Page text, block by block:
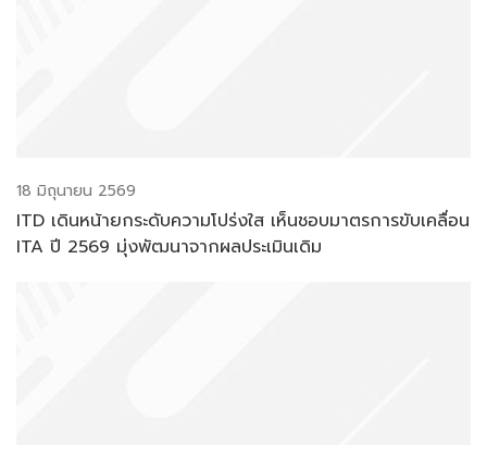
18 มิถุนายน 2569
ITD เดินหน้ายกระดับความโปร่งใส เห็นชอบมาตรการขับเคลื่อน
ITA ปี 2569 มุ่งพัฒนาจากผลประเมินเดิม